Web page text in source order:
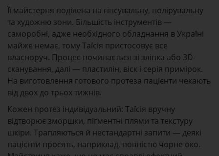
Її майстерня поділена на гіпсувальну, полірувальну
та художню зони. Більшість інструментів —
саморобні, адже необхідного обладнання в Україні
майже немає, тому Таїсія пристосовує все
власноруч. Процес починається зі зліпка або 3D-
сканування, далі — пластилін, віск і серія примірок.
На виготовлення готового протеза пацієнти чекають
від двох до трьох тижнів.
Кожен протез індивідуальний: Таїсія вручну
відтворює зморшки, пігментні плями та текстуру
шкіри. Трапляються й нестандартні запити — деякі
пацієнти просять, наприклад, повністю чорне око.